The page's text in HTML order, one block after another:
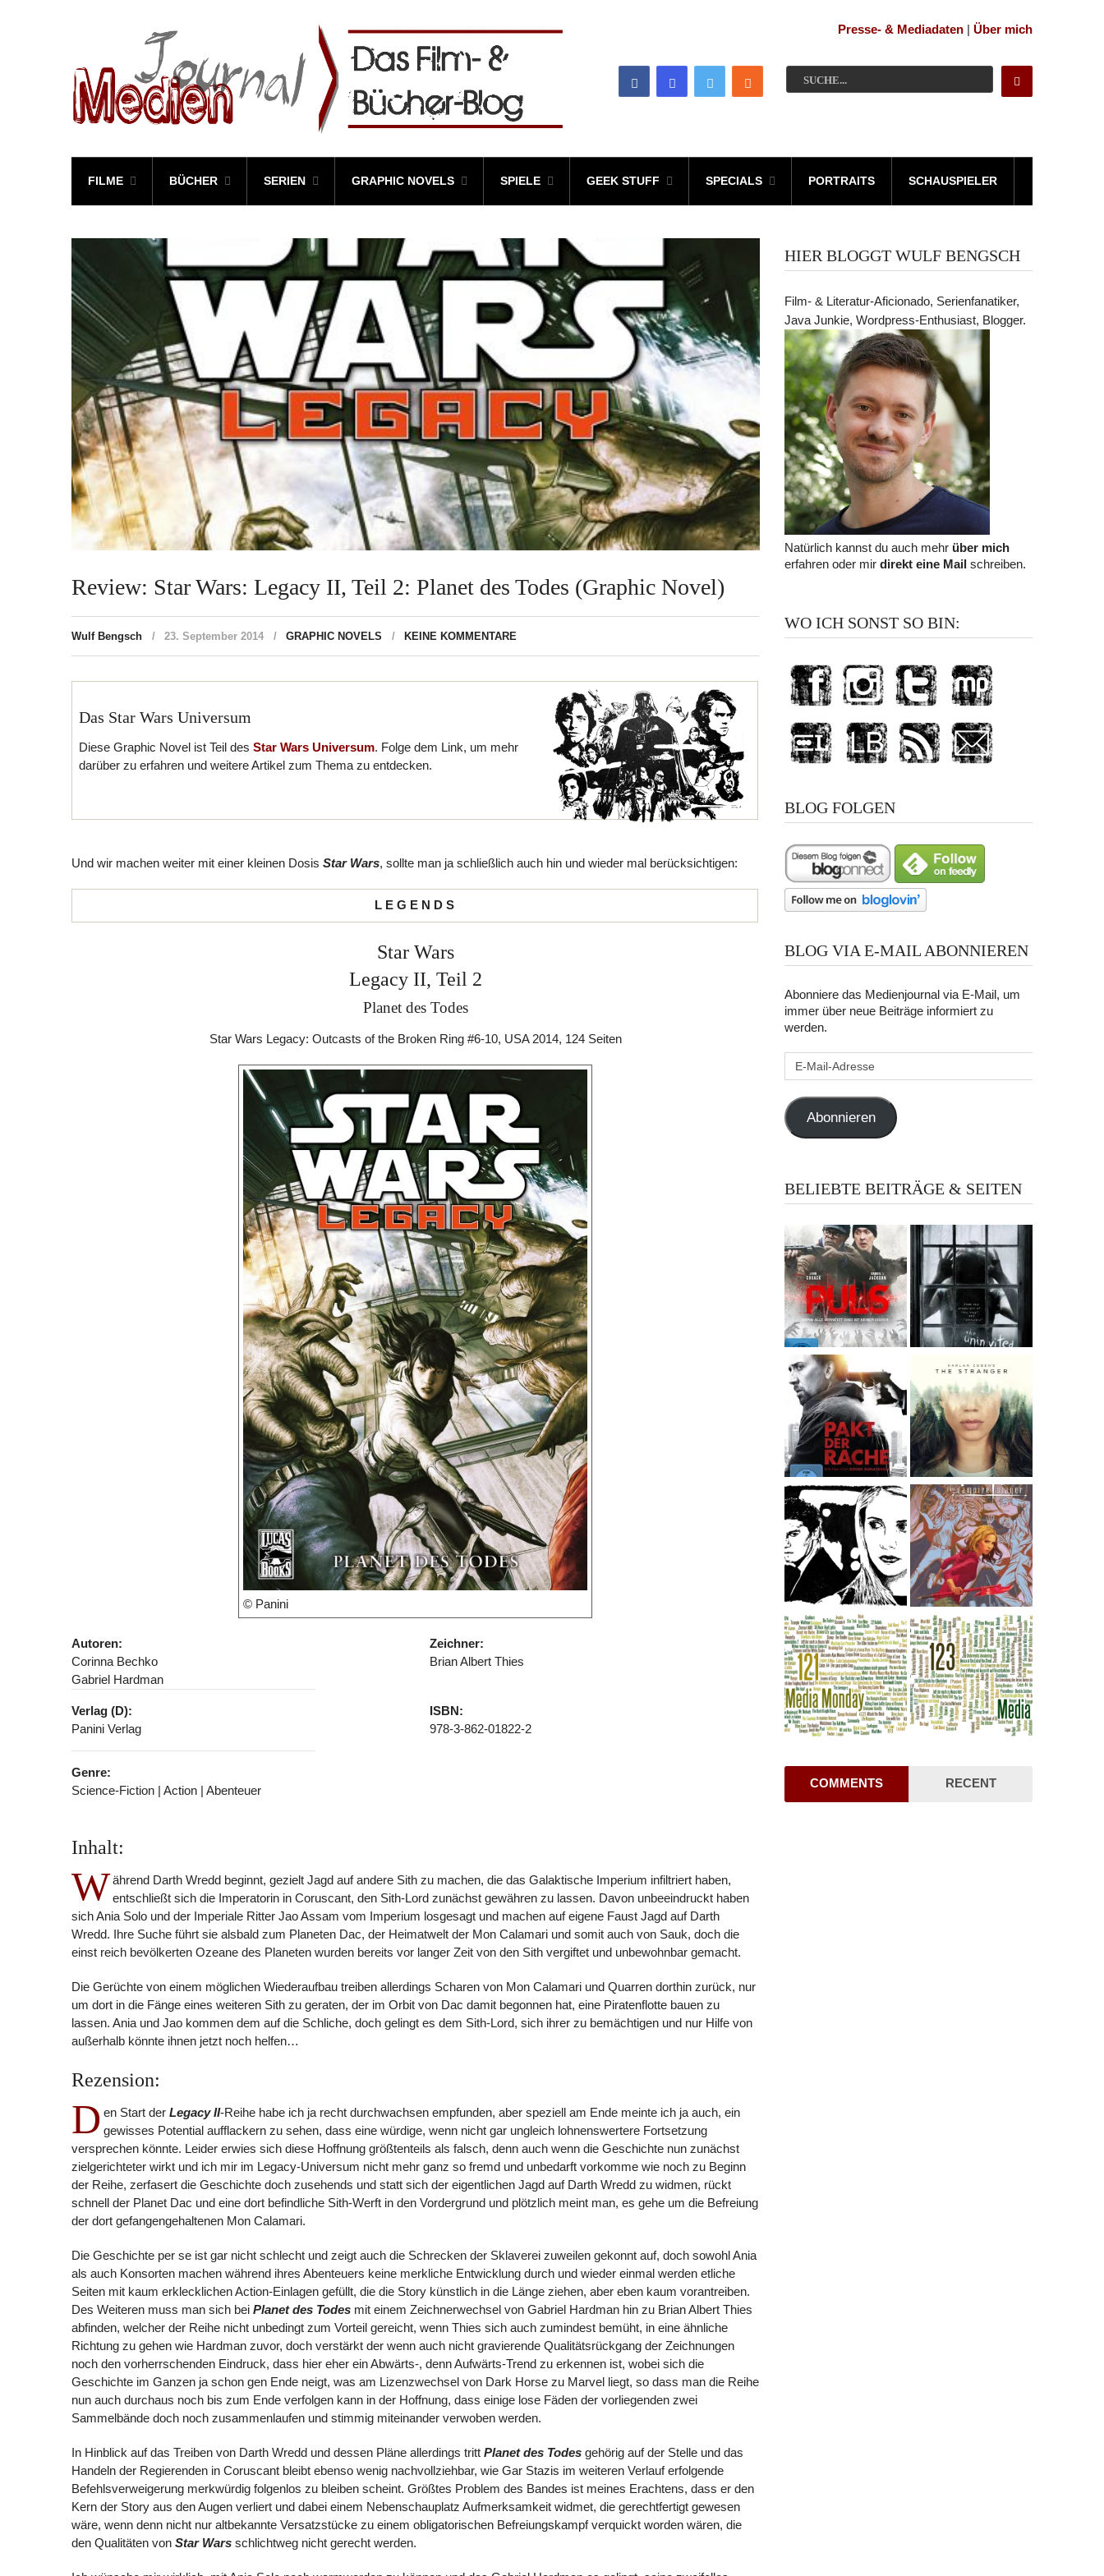
Presse- & Mediadaten | Über mich
FILME BÜCHER SERIEN GRAPHIC NOVELS SPIELE GEEK STUFF SPECIALS PORTRAITS SCHAUSPIELER
Review: Star Wars: Legacy II, Teil 2: Planet des Todes (Graphic Novel)
Wulf Bengsch 23. September 2014 GRAPHIC NOVELS KEINE KOMMENTARE
Das Star Wars Universum
Diese Graphic Novel ist Teil desStar Wars Universum. Folge dem Link, um mehr
darüber zu erfahren und weitere Artikel zum Thema zu entdecken.
Und wir machen weiter mit einer kleinen Dosis Star Wars, sollte man ja schließlich auch hin und wieder mal berücksichtigen:
L E G E N D S
Star Wars
Legacy II, Teil 2
Planet des Todes
Star Wars Legacy: Outcasts of the Broken Ring #6-10, USA 2014, 124 Seiten
© Panini
Autoren:
Corinna Bechko
Gabriel Hardman
Zeichner:
Brian Albert Thies
Verlag (D):
Panini Verlag
ISBN:
978-3-862-01822-2
Genre:
Science-Fiction | Action | Abenteuer
Inhalt:
Während Darth Wredd beginnt, gezielt Jagd auf andere Sith zu machen, die das Galaktische Imperium infiltriert haben,
entschließt sich die Imperatorin in Coruscant, den Sith-Lord zunächst gewähren zu lassen. Davon unbeeindruckt haben
sich Ania Solo und der Imperiale Ritter Jao Assam vom Imperium losgesagt und machen auf eigene Faust Jagd auf Darth
Wredd. Ihre Suche führt sie alsbald zum Planeten Dac, der Heimatwelt der Mon Calamari und somit auch von Sauk, doch die
einst reich bevölkerten Ozeane des Planeten wurden bereits vor langer Zeit von den Sith vergiftet und unbewohnbar gemacht.
Die Gerüchte von einem möglichen Wiederaufbau treiben allerdings Scharen von Mon Calamari und Quarren dorthin zurück, nur
um dort in die Fänge eines weiteren Sith zu geraten, der im Orbit von Dac damit begonnen hat, eine Piratenflotte bauen zu
lassen. Ania und Jao kommen dem auf die Schliche, doch gelingt es dem Sith-Lord, sich ihrer zu bemächtigen und nur Hilfe von
außerhalb könnte ihnen jetzt noch helfen…
Rezension:
D en Start der Legacy II-Reihe habe ich ja recht durchwachsen empfunden, aber speziell am Ende meinte ich ja auch, ein
gewisses Potential aufflackern zu sehen, dass eine würdige, wenn nicht gar ungleich lohnenswertere Fortsetzung
versprechen könnte. Leider erwies sich diese Hoffnung größtenteils als falsch, denn auch wenn die Geschichte nun zunächst
zielgerichteter wirkt und ich mir im Legacy-Universum nicht mehr ganz so fremd und unbedarft vorkomme wie noch zu Beginn
der Reihe, zerfasert die Geschichte doch zusehends und statt sich der eigentlichen Jagd auf Darth Wredd zu widmen, rückt
schnell der Planet Dac und eine dort befindliche Sith-Werft in den Vordergrund und plötzlich meint man, es gehe um die Befreiung
der dort gefangengehaltenen Mon Calamari.
Die Geschichte per se ist gar nicht schlecht und zeigt auch die Schrecken der Sklaverei zuweilen gekonnt auf, doch sowohl Ania
als auch Konsorten machen während ihres Abenteuers keine merkliche Entwicklung durch und wieder einmal werden etliche
Seiten mit kaum erklecklichen Action-Einlagen gefüllt, die die Story künstlich in die Länge ziehen, aber eben kaum vorantreiben.
Des Weiteren muss man sich bei Planet des Todes mit einem Zeichnerwechsel von Gabriel Hardman hin zu Brian Albert Thies
abfinden, welcher der Reihe nicht unbedingt zum Vorteil gereicht, wenn Thies sich auch zumindest bemüht, in eine ähnliche
Richtung zu gehen wie Hardman zuvor, doch verstärkt der wenn auch nicht gravierende Qualitätsrückgang der Zeichnungen
noch den vorherrschenden Eindruck, dass hier eher ein Abwärts-, denn Aufwärts-Trend zu erkennen ist, wobei sich die
Geschichte im Ganzen ja schon gen Ende neigt, was am Lizenzwechsel von Dark Horse zu Marvel liegt, so dass man die Reihe
nun auch durchaus noch bis zum Ende verfolgen kann in der Hoffnung, dass einige lose Fäden der vorliegenden zwei
Sammelbände doch noch zusammenlaufen und stimmig miteinander verwoben werden.
In Hinblick auf das Treiben von Darth Wredd und dessen Pläne allerdings tritt Planet des Todes gehörig auf der Stelle und das
Handeln der Regierenden in Coruscant bleibt ebenso wenig nachvollziehbar, wie Gar Stazis im weiteren Verlauf erfolgende
Befehlsverweigerung merkwürdig folgenlos zu bleiben scheint. Größtes Problem des Bandes ist meines Erachtens, dass er den
Kern der Story aus den Augen verliert und dabei einem Nebenschauplatz Aufmerksamkeit widmet, die gerechtfertigt gewesen
wäre, wenn denn nicht nur altbekannte Versatzstücke zu einem obligatorischen Befreiungskampf verquickt worden wären, die
den Qualitäten von Star Wars schlichtweg nicht gerecht werden.
HIER BLOGGT WULF BENGSCH
Film- & Literatur-Aficionado, Serienfanatiker,
Java Junkie, Wordpress-Enthusiast, Blogger.
Natürlich kannst du auch mehr über mich
erfahren oder mirdirekt eine Mail schreiben.
WO ICH SONST SO BIN:
BLOG FOLGEN
BLOG VIA E-MAIL ABONNIEREN
Abonniere das Medienjournal via E-Mail, um
immer über neue Beiträge informiert zu
werden.
E-
Abonnieren
BELIEBTE BEITRÄGE & SEITEN
COMMENTS RECENT